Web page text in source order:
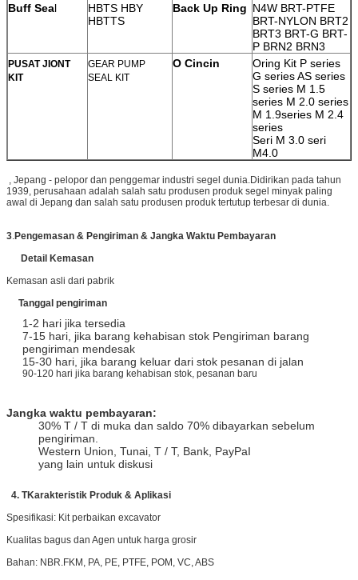
Buff Seal
HBTS HBY
HBTTS
Back Up Ring N4W BRT-PTFE
BRT-NYLON BRT2
BRT3 BRT-G BRT-
P BRN2 BRN3
PUSAT JIONT
KIT
GEAR PUMP
SEAL KIT
O Cincin
Oring Kit P series
G series AS series
S series M 1.5
series M 2.0 series
M 1.9series M 2.4
series
Seri M 3.0 seri
M4.0
, Jepang - pelopor dan penggemar industri segel dunia.Didirikan pada tahun
1939, perusahaan adalah salah satu produsen produk segel minyak paling
awal di Jepang dan salah satu produsen produk tertutup terbesar di dunia.
3.Pengemasan & Pengiriman & Jangka Waktu Pembayaran
Detail Kemasan
Kemasan asli dari pabrik
Tanggal pengiriman
1-2 hari jika tersedia
7-15 hari, jika barang kehabisan stok Pengiriman barang
pengiriman mendesak
15-30 hari, jika barang keluar dari stok pesanan di jalan
90-120 hari jika barang kehabisan stok, pesanan baru
Jangka waktu pembayaran:
30% T / T di muka dan saldo 70% dibayarkan sebelum
pengiriman.
Western Union, Tunai, T / T, Bank, PayPaI
yang lain untuk diskusi
4. TKarakteristik Produk & Aplikasi
Spesifikasi: Kit perbaikan excavator
Kualitas bagus dan Agen untuk harga grosir
Bahan: NBR.FKM, PA, PE, PTFE, POM, VC, ABS